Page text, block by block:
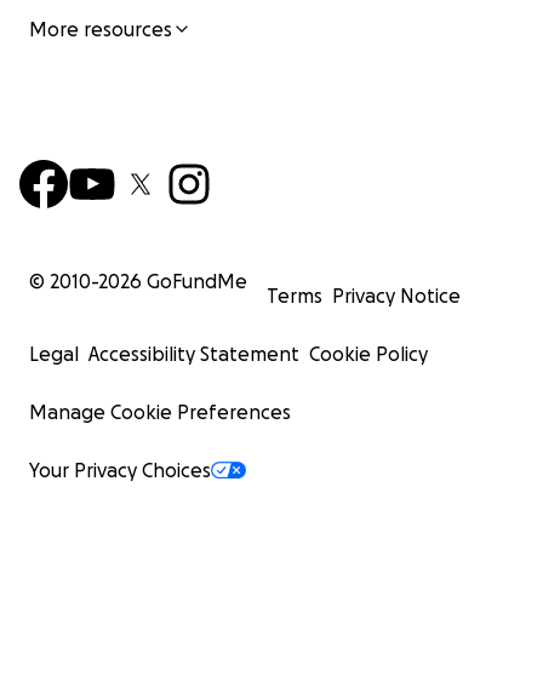
More resources
© 2010-2026 GoFundMe
Terms Privacy Notice
Legal Accessibility Statement Cookie Policy
Manage Cookie Preferences
Your Privacy Choices